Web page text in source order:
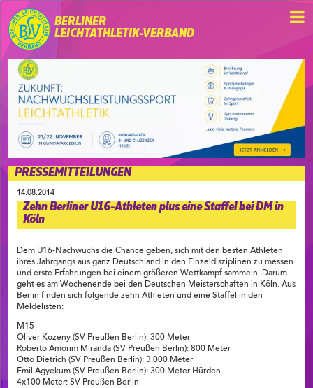
BERLINER
LEICHTATHLETIK-VERBAND
PRESSEMITTEILUNGEN
14.08.2014
Zehn Berliner U16-Athleten plus eine Staffel bei DM in
Köln
Dem U16-Nachwuchs die Chance geben, sich mit den besten Athleten
ihres Jahrgangs aus ganz Deutschland in den Einzeldisziplinen zu messen
und erste Erfahrungen bei einem größeren Wettkampf sammeln. Darum
geht es am Wochenende bei den Deutschen Meisterschaften in Köln. Aus
Berlin finden sich folgende zehn Athleten und eine Staffel in den
Meldelisten:
M15
Oliver Kozeny (SV Preußen Berlin): 300 Meter
Roberto Amorim Miranda (SV Preußen Berlin): 800 Meter
Otto Dietrich (SV Preußen Berlin): 3.000 Meter
Emil Agyekum (SV Preußen Berlin): 300 Meter Hürden
4x100 Meter: SV Preußen Berlin